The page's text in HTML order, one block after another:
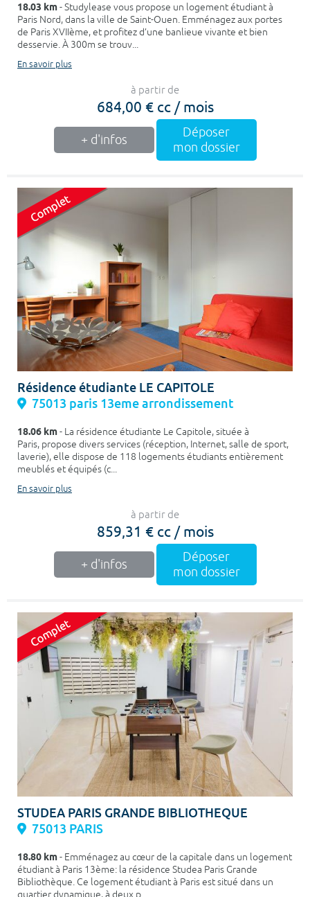
18.03 km- Studylease vous propose un logement étudiant à
Paris Nord, dans la ville de Saint-Ouen. Emménagez aux portes
de Paris XVIIème, et profitez d’une banlieue vivante et bien
desservie. À 300m se trouv...
En savoir plus
à partir de
684,00 € cc / mois
+ d'infos
Déposer
mon dossier
Résidence étudiante LE CAPITOLE
75013 paris 13eme arrondissement
18.06 km- La résidence étudiante Le Capitole, située à
Paris, propose divers services (réception, Internet, salle de sport,
laverie), elle dispose de 118 logements étudiants entièrement
meublés et équipés (c...
En savoir plus
à partir de
859,31 € cc / mois
+ d'infos
Déposer
mon dossier
STUDEA PARIS GRANDE BIBLIOTHEQUE
75013 PARIS
18.80 km- Emménagez au cœur de la capitale dans un logement
étudiant à Paris 13ème: la résidence Studea Paris Grande
Bibliothèque. Ce logement étudiant à Paris est situé dans un
quartier dynamique, à deux p...